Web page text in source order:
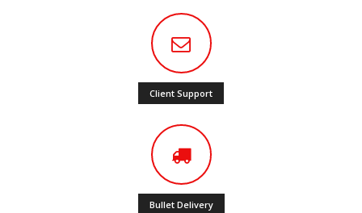
Client Support
Bullet Delivery